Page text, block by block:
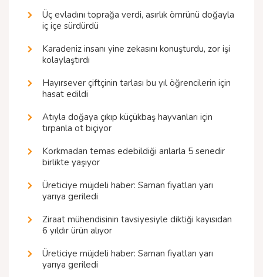
Üç evladını toprağa verdi, asırlık ömrünü doğayla
iç içe sürdürdü
Karadeniz insanı yine zekasını konuşturdu, zor işi
kolaylaştırdı
Hayırsever çiftçinin tarlası bu yıl öğrencilerin için
hasat edildi
Atıyla doğaya çıkıp küçükbaş hayvanları için
tırpanla ot biçiyor
Korkmadan temas edebildiği arılarla 5 senedir
birlikte yaşıyor
Üreticiye müjdeli haber: Saman fiyatları yarı
yarıya geriledi
Ziraat mühendisinin tavsiyesiyle diktiği kayısıdan
6 yıldır ürün alıyor
Üreticiye müjdeli haber: Saman fiyatları yarı
yarıya geriledi